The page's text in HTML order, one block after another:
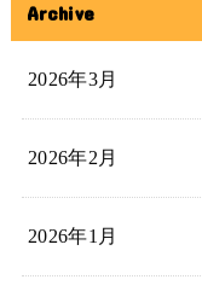
Archive
2026年3月
2026年2月
2026年1月